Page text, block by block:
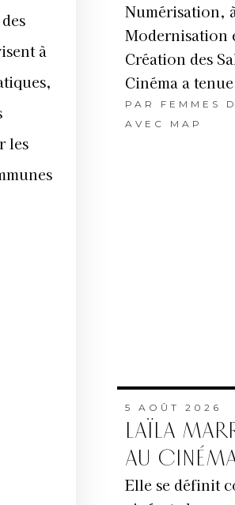
à
les
Numérisation,
Modernisation
Création des
Cinéma a
PAR FEMMES
AVEC MAP
5 AOÛT 2026
LAÏLA
AU
Elle se définit